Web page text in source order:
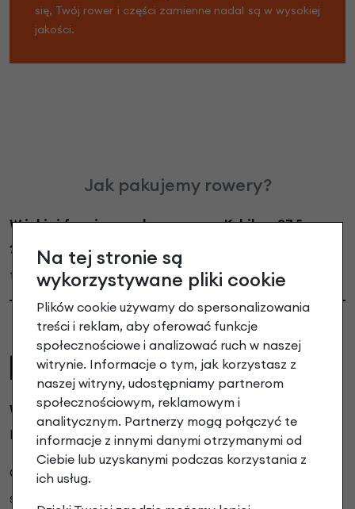
się, Twój rower i części zamienne nadal są w wysokiej
jakości.
Jak pakujemy rowery?
W jakiej formie wysyłamy rowery Kubikes 27,5
?
Dajemy Wam możliwość wyboru i wprowadzamy dwie
formy wysyłki.
Wysyłka BASIC 49.00 PLNProponujemy rowerzystom,
którzy potrafią złożyć i przygotować rower do jazdy.
Obejmuje jedynie kontrolę stanu roweru oraz ponowne
spakowanie w oryginalny karton dostarczany przez
Na tej stronie są
wykorzystywane pliki cookie
Plików cookie używamy do spersonalizowania
treści i reklam, aby oferować funkcje
społecznościowe i analizować ruch w naszej
witrynie. Informacje o tym, jak korzystasz z
naszej witryny, udostępniamy partnerom
społecznościowym, reklamowym i
analitycznym. Partnerzy mogą połączyć te
informacje z innymi danymi otrzymanymi od
Ciebie lub uzyskanymi podczas korzystania z
ich usług.